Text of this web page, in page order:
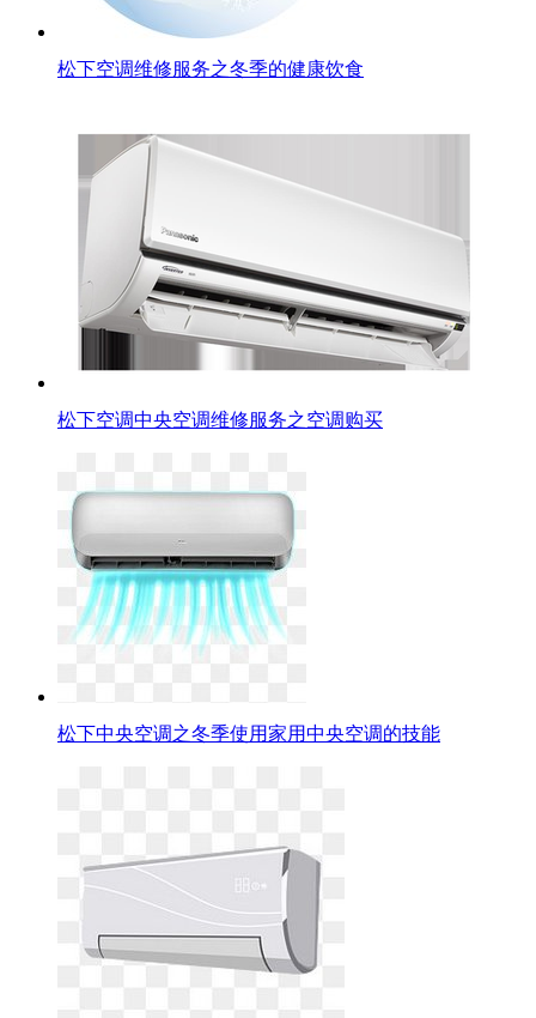
松下空调维修服务之冬季的健康饮食
松下空调中央空调维修服务之空调购买
松下中央空调之冬季使用家用中央空调的技能